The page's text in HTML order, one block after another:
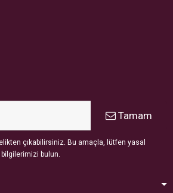
Tamam
çıkabilirsiniz. Bu amaçla, lütfen yasal
bilgilerimizi bulun.